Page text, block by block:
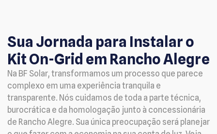
Sua Jornada para Instalar o
Kit On-Grid em Rancho Alegre
Na BF Solar, transformamos um processo que parece
complexo em uma experiência tranquila e
transparente. Nós cuidamos de toda a parte técnica,
burocrática e da homologação junto à concessionária
de Rancho Alegre. Sua única preocupação será planejar